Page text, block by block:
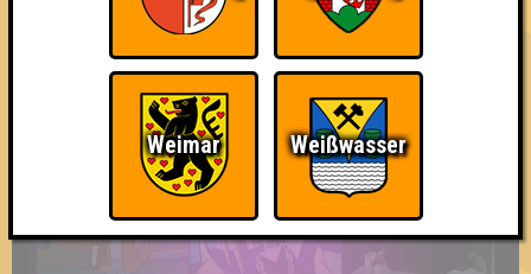
So kurz vorm Sieg! The Last of Us Wir sind ERSTER?!
Weimar Weißwasser